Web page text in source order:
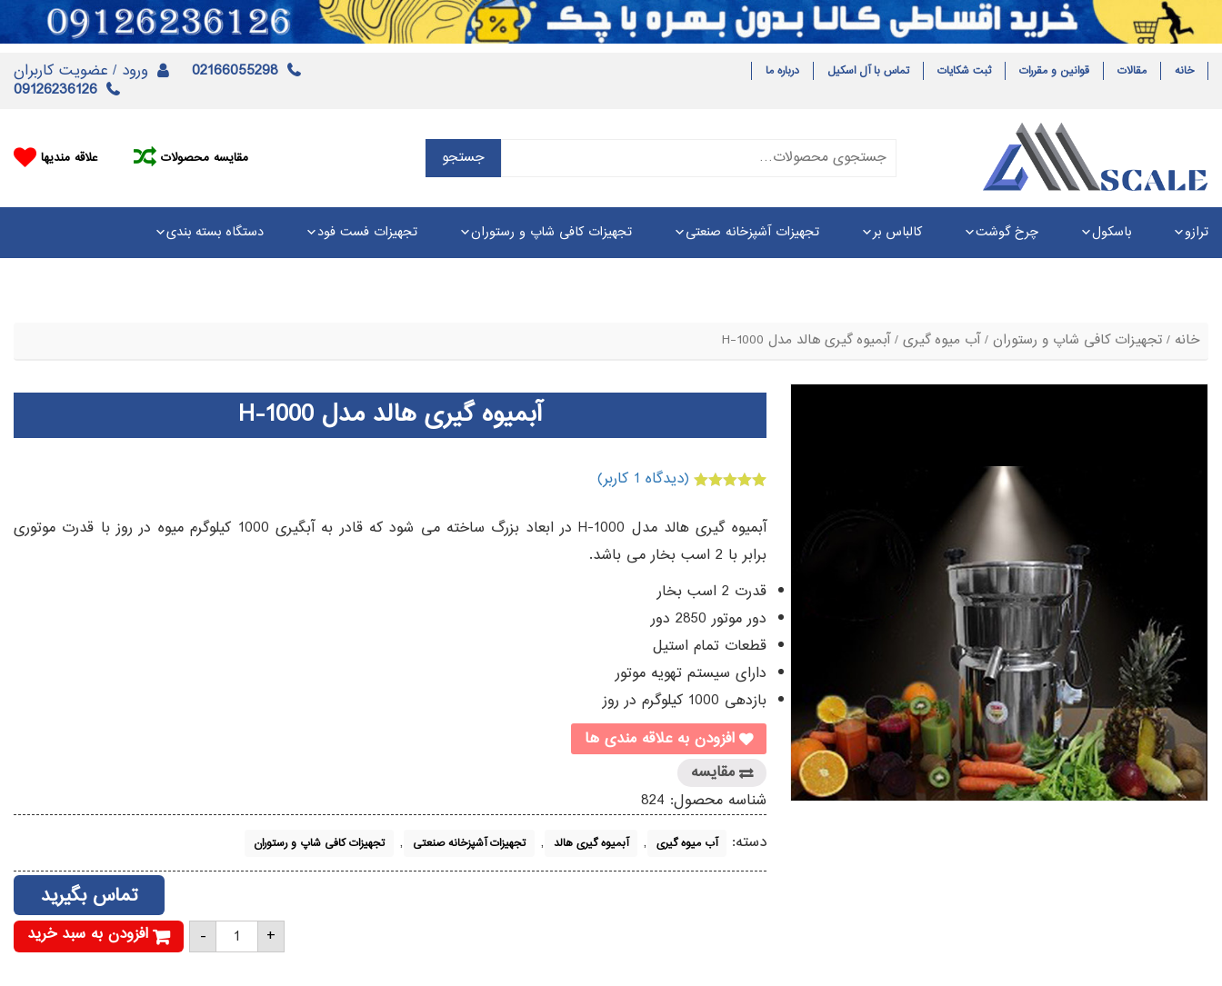
خانه مقالات قوانین و مقررات ثبت شکایات تماس با آل اسکیل درباره ما ورود / عضویت کاربران 02166055298
09126236126
جستجو
برای:
جستجو علاقه مندیها مقایسه محصولات
ترازو باسکول چرخ گوشت کالباس بر تجهیزات آشپزخانه صنعتی تجهیزات کافی شاپ و رستوران تجهیزات فست فود دستگاه بسته بندی
خانه /تجهیزات کافی شاپ و رستوران/آب میوه گیری/ آبمیوه گیری هالد مدل H-1000
آبمیوه گیری هالد مدل H-1000
امتیازدهی
مشتری
(دیدگاه 1 کاربر)
تماس بگیرید
آبمیوه گیری هالد مدل H-1000 در ابعاد بزرگ ساخته می شود که قادر به آبگیری 1000 کیلوگرم میوه در روز با قدرت موتوری
برابر با 2 اسب بخار می باشد.
قدرت 2 اسب بخار
دور موتور 2850 دور
قطعات تمام استیل
دارای سیستم تهویه موتور
بازدهی 1000 کیلوگرم در روز
- آبمیوه
گیری
هالد
+ افزودن به سبد خرید
افزودن به علاقه مندی ها
مقایسه
شناسه محصول: 824
دسته:
آب میوه گیری , آبمیوه گیری هالد , تجهیزات آشپزخانه صنعتی , تجهیزات کافی شاپ و رستوران